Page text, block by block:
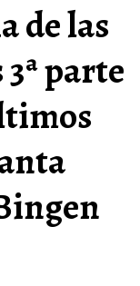
de las
parte